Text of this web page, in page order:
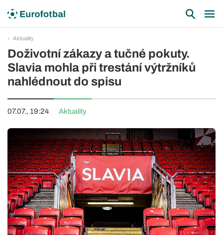
Aktuality
Doživotní zákazy a tučné pokuty.
Slavia mohla při trestání výtržníků
nahlédnout do spisu
07.07., 19:24 Aktuality